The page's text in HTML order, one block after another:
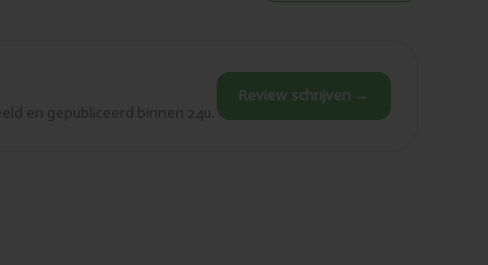
en gepubliceerd binnen 24u.
Review schrijven →